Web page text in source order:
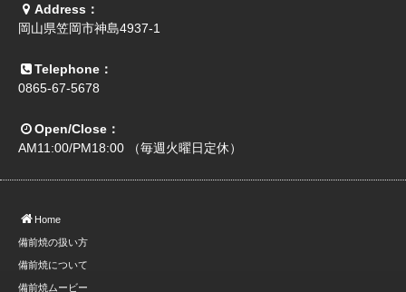
Address：
岡山県笠岡市神島4937-1
Telephone：
0865-67-5678
Open/Close：
AM11:00/PM18:00 （毎週火曜日定休）
Home
備前焼の扱い方
備前焼について
備前焼ムービー